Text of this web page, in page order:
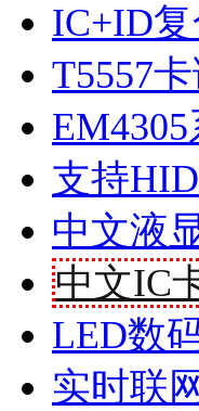
IC+ID
T5557
支持
中文液
中文IC
LED数
实时联